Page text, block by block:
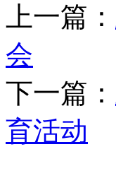
上一篇：
会
下一篇：
育活动